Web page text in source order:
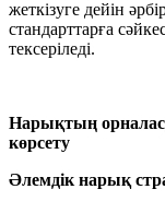
жеткізуге дейін
стандарттарға
тексеріледі.
Нарықтың
көрсету
Әлемдік нарық